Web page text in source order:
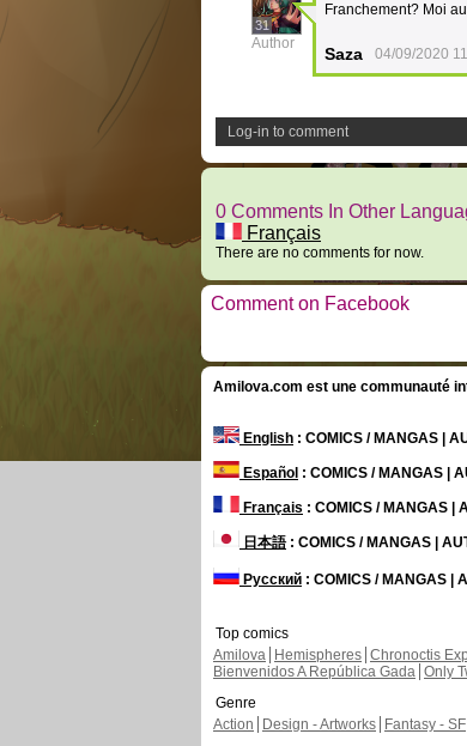
31
Author
Franchement? Moi
Saza 04/09/2020
Log-in to comment
0 Comments In Other
Français
There are no comments for now.
Comment on Facebook
Amilova.com est une communauté
English : COMICS / MANGAS |
Español : COMICS / MANGAS |
Français : COMICS / MANGAS |
日本語: COMICS / MANGAS |
Русский : COMICS / MANGAS |
Top comics
Amilova
Hemispheres Chronoctis
Bienvenidos A República Gada Only
Genre
Action
Design - Artworks Fantasy - SF